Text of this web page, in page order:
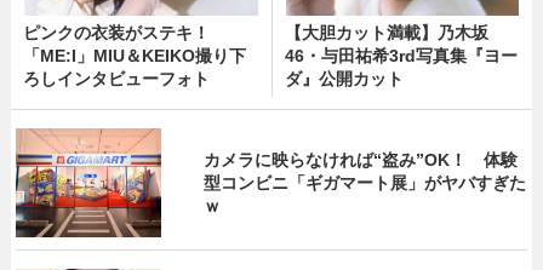
ピンクの衣装がステキ！
「ME:I」MIU＆KEIKO撮り下
ろしインタビューフォト
【大胆カット満載】乃木坂
46・与田祐希3rd写真集『ヨー
ダ』公開カット
カメラに映らなければ“盗み”OK！ 体験
型コンビニ「ギガマート展」がヤバすぎた
ｗ